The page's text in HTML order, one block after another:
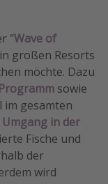
"Wave of
großen Resorts
möchte. Dazu
sowie
im gesamten
in der
Fische und
der
wird